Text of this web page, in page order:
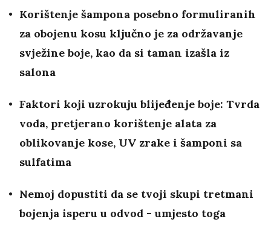
Korištenje šampona posebno formuliranih
za obojenu kosu ključno je za održavanje
svježine boje, kao da si taman izašla iz
salona
Faktori koji uzrokuju blijeđenje boje: Tvrda
voda, pretjerano korištenje alata za
oblikovanje kose, UV zrake i šamponi sa
sulfatima
Nemoj dopustiti da se tvoji skupi tretmani
bojenja isperu u odvod - umjesto toga